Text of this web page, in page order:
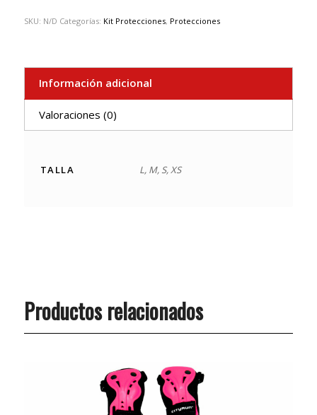
SKU: N/D Categorías: Kit Protecciones, Protecciones
Información adicional
Valoraciones (0)
TALLA L, M, S, XS
Productos relacionados